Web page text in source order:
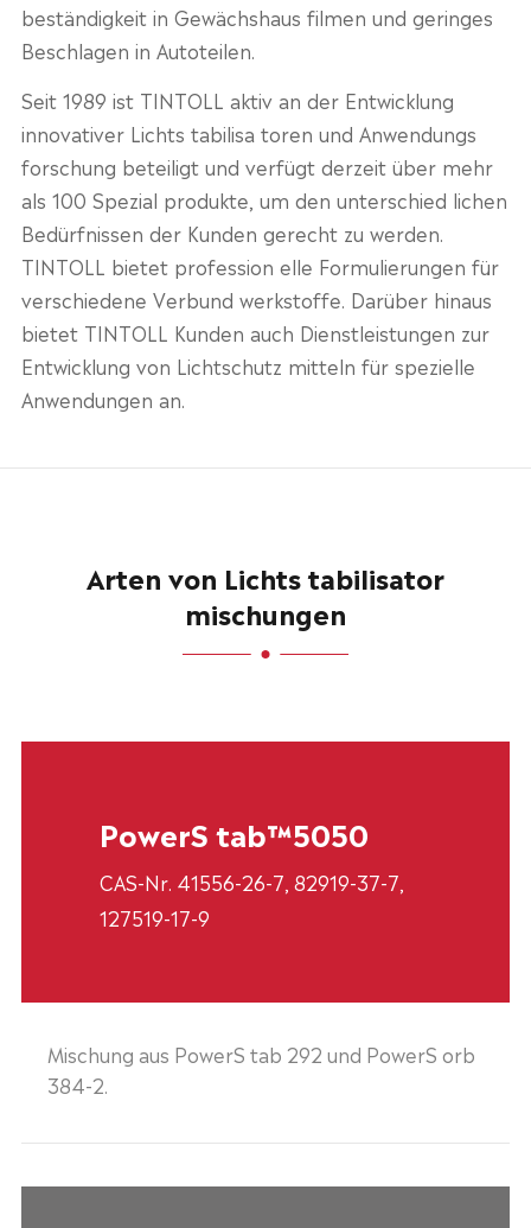
beständigkeit in Gewächshaus filmen und geringes
Beschlagen in Autoteilen.
Seit 1989 ist TINTOLL aktiv an der Entwicklung
innovativer Lichts tabilisa toren und Anwendungs
forschung beteiligt und verfügt derzeit über mehr
als 100 Spezial produkte, um den unterschied lichen
Bedürfnissen der Kunden gerecht zu werden.
TINTOLL bietet profession elle Formulierungen für
verschiedene Verbund werkstoffe. Darüber hinaus
bietet TINTOLL Kunden auch Dienstleistungen zur
Entwicklung von Lichtschutz mitteln für spezielle
Anwendungen an.
Arten von Lichts tabilisator
mischungen
PowerS tab™5050
CAS-Nr. 41556-26-7, 82919-37-7,
127519-17-9
Mischung aus PowerS tab 292 und PowerS orb
384-2.